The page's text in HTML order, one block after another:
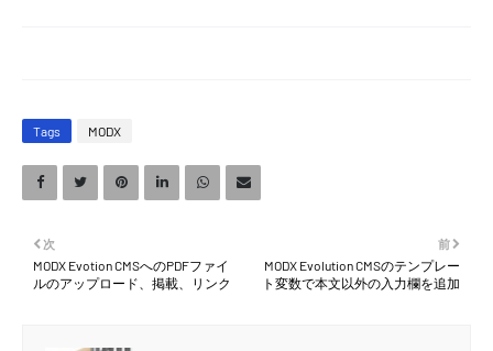
Tags MODX
前
MODX Evolution CMSのテンプレー
ト変数で本文以外の入力欄を追加
次
MODX Evotion CMSへのPDFファイ
ルのアップロード、掲載、リンク